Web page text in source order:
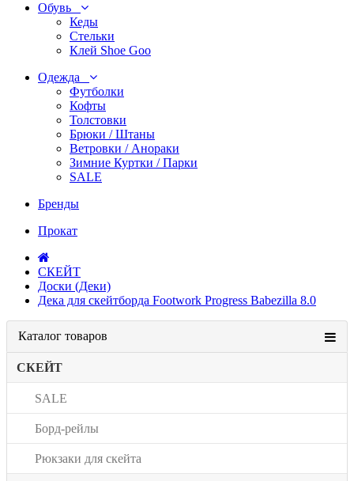
Обувь
Кеды
Стельки
Клей Shoe Goo
Одежда
Футболки
Кофты
Толстовки
Брюки / Штаны
Ветровки / Анораки
Зимние Куртки / Парки
SALE
Бренды
Прокат
СКЕЙТ
Доски (Деки)
Дека для скейтборда Footwork Progress Babezilla 8.0
Каталог товаров
СКЕЙТ
SALE
Борд-рейлы
Рюкзаки для скейта